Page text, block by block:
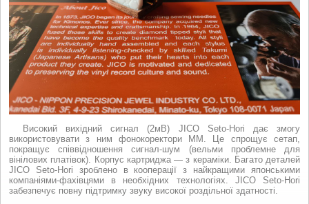
Високий вихідний сигнал (2мВ) JICO Seto-Hori дає змогу
використовувати з ним фонокоректори ММ. Це спрощує сетап,
покращує співвідношення сигнал-шум (вельми проблемне для
вінілових платівок). Корпус картриджа — з кераміки. Багато деталей
JICO Seto-Hori зроблено в кооперації з найкращими японськими
компаніями-фахівцями в необхідних технологіях. JICO Seto-Hori
забезпечує повну підтримку звуку високої роздільної здатності.